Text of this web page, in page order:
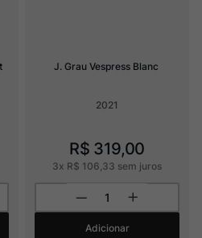
J. Grau Vespress Blanc
2021
R$ 319,00
3x R$ 106 33 sem juros
Adicionar